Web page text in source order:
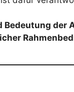
Bedeutung der